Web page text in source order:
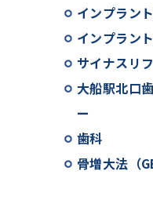
インプラン
インプラン
サイナスリ
大船駅北口
ー
歯科
骨増大法（